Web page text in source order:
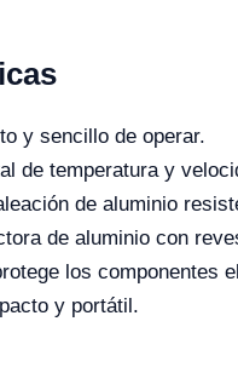
y sencillo de operar.
de temperatura y
de aluminio
de aluminio con
los componentes
y portátil.